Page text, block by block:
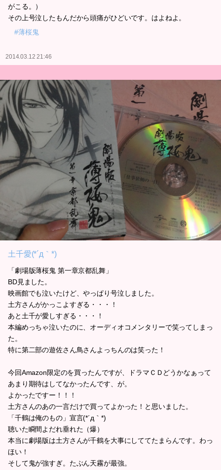
がこる。）
その上号泣したもんだから頭痛がひどいです。はよねよ。
#薄桜鬼
2014.03.12 21:46
土千愛(*´д｀*)
「劇場版薄桜鬼 第一章京都乱舞」
BD見ました。
映画館でも泣いたけど、やっぱり号泣しました。
土方さんがかっこよすぎる・・・！
あと土千が愛しすぎる・・・！
本編めっちゃ泣いたのに、オーディオコメンタリーで笑ってしまっ
た。
特に第二部の遊佐さん鳥さんよっちんのは笑った！
今回Amazon限定のを買ったんですが、ドラマＣＤどうかなぁって
あまり期待はしてなかったんです、が。
よかったですー！！！
土方さんのあの一言だけで買ってよかった！と思いました。
「千鶴は俺のもの」宣言(*´д｀*)
聴いた瞬間よだれ垂れた（爆）
本当に劇場版は土方さんが千鶴を大事にしててたまらんです。わっ
ほい！
そして鬼が強すぎ。たぶん天霧が最強。